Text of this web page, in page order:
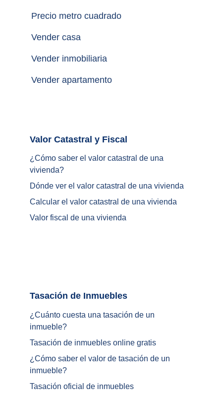
¿Cuánto cuesta una tasación de un
inmueble?
Tasación de inmuebles online gratis
¿ Cómo saber el valor de tasación de un
inmueble?
Tasación oficial de inmuebles
¿ Cómo saber el valor catastral de una
vivienda?
Dónde ver el valor catastral de una vivienda
Calcular el valor catastral de una vivienda
Valor fiscal de una vivienda
Precio metro cuadrado
Vender casa
Vender inmobiliaria
Vender apartamento